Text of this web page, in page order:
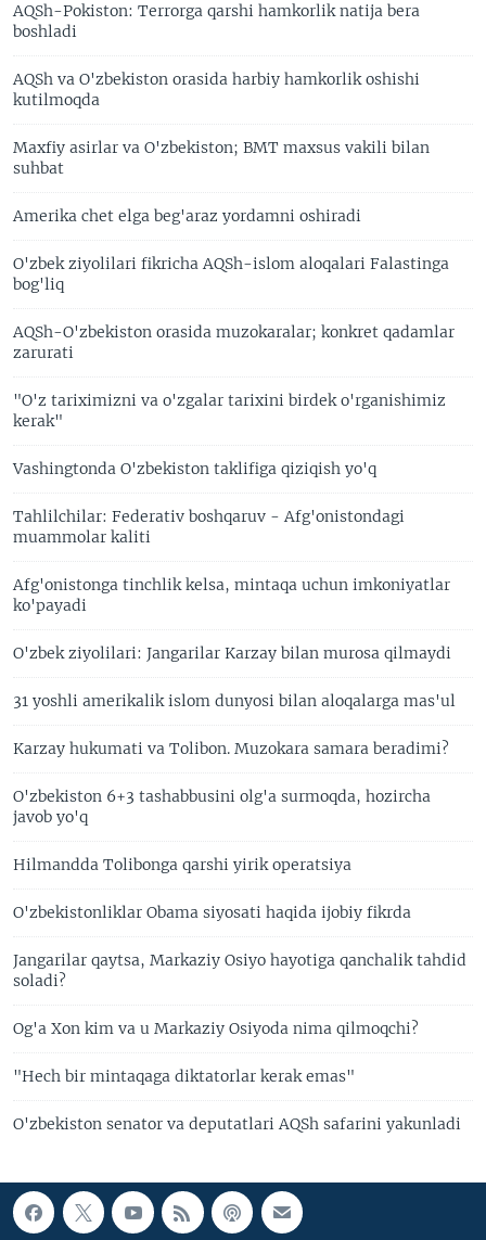
AQSh-Pokiston: Terrorga qarshi hamkorlik natija bera
boshladi
AQSh va O'zbekiston orasida harbiy hamkorlik oshishi
kutilmoqda
Maxfiy asirlar va O'zbekiston; BMT maxsus vakili bilan
suhbat
Amerika chet elga beg'araz yordamni oshiradi
O'zbek ziyolilari fikricha AQSh-islom aloqalari Falastinga
bog'liq
AQSh-O'zbekiston orasida muzokaralar; konkret qadamlar
zarurati
"O'z tariximizni va o'zgalar tarixini birdek o'rganishimiz
kerak"
Vashingtonda O'zbekiston taklifiga qiziqish yo'q
Tahlilchilar: Federativ boshqaruv - Afg'onistondagi
muammolar kaliti
Afg'onistonga tinchlik kelsa, mintaqa uchun imkoniyatlar
ko'payadi
O'zbek ziyolilari: Jangarilar Karzay bilan murosa qilmaydi
31 yoshli amerikalik islom dunyosi bilan aloqalarga mas'ul
Karzay hukumati va Tolibon. Muzokara samara beradimi?
O'zbekiston 6+3 tashabbusini olg'a surmoqda, hozircha
javob yo'q
Hilmandda Tolibonga qarshi yirik operatsiya
O'zbekistonliklar Obama siyosati haqida ijobiy fikrda
Jangarilar qaytsa, Markaziy Osiyo hayotiga qanchalik tahdid
soladi?
Og'a Xon kim va u Markaziy Osiyoda nima qilmoqchi?
"Hech bir mintaqaga diktatorlar kerak emas"
O'zbekiston senator va deputatlari AQSh safarini yakunladi